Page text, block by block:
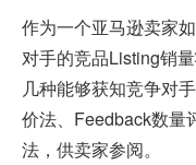
作为一个亚马逊卖家
对手的竞品Listing销
几种能够获知竞争对
价法、Feedback数量
法，供卖家参阅。